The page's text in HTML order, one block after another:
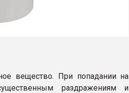
вещество. При попадании на
раздражениям и